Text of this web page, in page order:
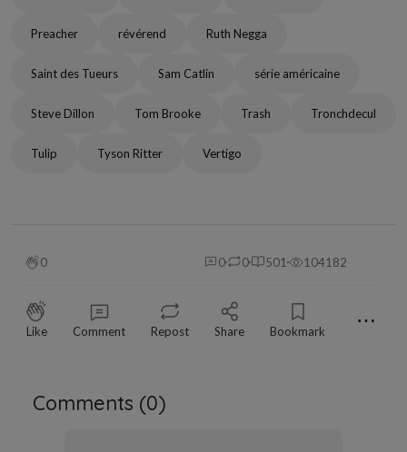
Preacher révérend Ruth Negga
Saint des Tueurs Sam Catlin série américaine
Steve Dillon Tom Brooke Trash Tronchdecul
Tulip Tyson Ritter Vertigo
0 0 0 501 104182
Like Comment Repost Share Bookmark ⋯
Comments (0)